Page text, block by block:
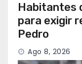
Habitantes
para exigir
Pedro
Ago 8, 2026